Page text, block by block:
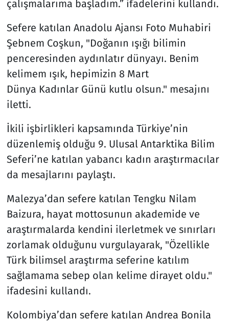
çalışmalarıma başladım.” ifadelerini kullandı.
Sefere katılan Anadolu Ajansı Foto Muhabiri
Şebnem Coşkun, "Doğanın ışığı bilimin
penceresinden aydınlatır dünyayı. Benim
kelimem ışık, hepimizin 8 Mart
Dünya Kadınlar Günü kutlu olsun." mesajını
iletti.
İkili işbirlikleri kapsamında Türkiye’nin
düzenlemiş olduğu 9. Ulusal Antarktika Bilim
Seferi’ne katılan yabancı kadın araştırmacılar
da mesajlarını paylaştı.
Malezya’dan sefere katılan Tengku Nilam
Baizura, hayat mottosunun akademide ve
araştırmalarda kendini ilerletmek ve sınırları
zorlamak olduğunu vurgulayarak, "Özellikle
Türk bilimsel araştırma seferine katılım
sağlamama sebep olan kelime dirayet oldu."
ifadesini kullandı.
Kolombiya’dan sefere katılan Andrea Bonila